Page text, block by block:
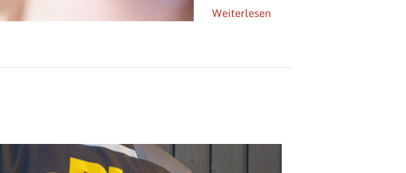
Weiterlesen